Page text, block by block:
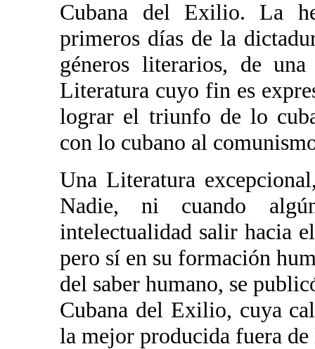
Cubana del Exilio. La
primeros días de la
géneros literarios, de
Literatura cuyo fin es
lograr el triunfo de lo
con lo cubano al
Una Literatura
Nadie, ni cuando
intelectualidad salir hacia
pero sí en su formación
del saber humano, se
Cubana del Exilio, cuya
la mejor producida fuera